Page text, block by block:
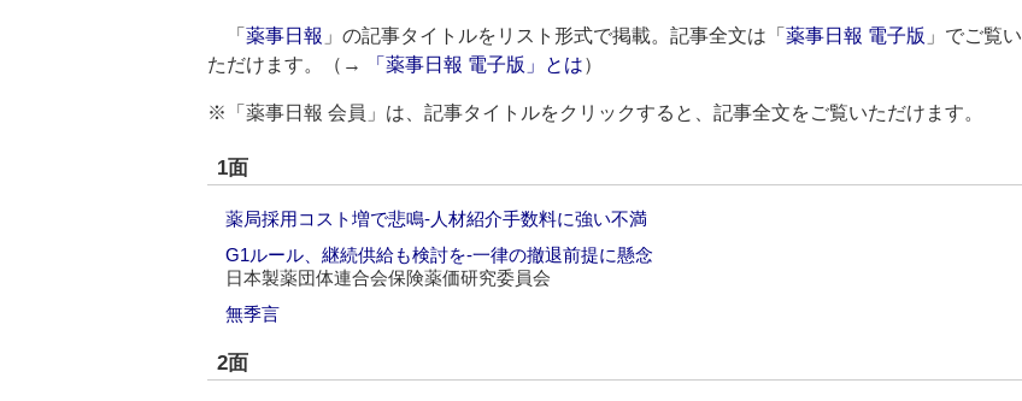
「 薬事日報 」の記事タイトルをリスト形式で掲載。記事全文は「 薬事日報 電子版 」でご覧い
ただけます。（→
「薬事日報 電子版」とは）
※「薬事日報 会員」は、記事タイトルをクリックすると、記事全文をご覧いただけます。
1面
薬局採用コスト増で悲鳴‐人材紹介手数料に強い不満
G1ルール、継続供給も検討を‐一律の撤退前提に懸念
日本製薬団体連合会保険薬価研究委員会
無季言
2面